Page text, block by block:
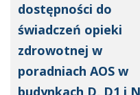
dostępności do
świadczeń opieki
zdrowotnej w
poradniach AOS w
budynkach D, D1 i N